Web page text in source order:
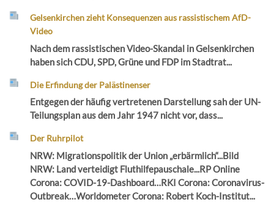
Gelsenkirchen zieht Konsequenzen aus rassistischem AfD-
Video
Nach dem rassistischen Video-Skandal in Gelsenkirchen
haben sich CDU, SPD, Grüne und FDP im Stadtrat...
Die Erfindung der Palästinenser
Entgegen der häufig vertretenen Darstellung sah der UN-
Teilungsplan aus dem Jahr 1947 nicht vor, dass...
Der Ruhrpilot
NRW: Migrationspolitik der Union „erbärmlich“...Bild
NRW: Land verteidigt Fluthilfepauschale...RP Online
Corona: COVID-19-Dashboard…RKI Corona: Coronavirus-
Outbreak…Worldometer Corona: Robert Koch-Institut...